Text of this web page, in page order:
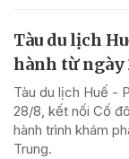
Tàu du lịch
hành từ ngày
Tàu du lịch Huế -
28/8, kết nối Cố
hành trình khám
Trung.